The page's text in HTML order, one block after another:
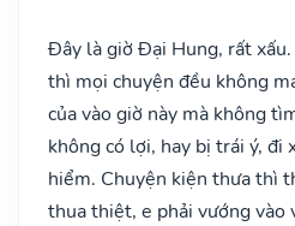
Đây là giờ Đại Hung, rất
thì mọi chuyện đều không
của vào giờ này mà không
không có lợi, hay bị trái ý, đi
hiểm. Chuyện kiện thưa thì
thua thiệt, e phải vướng vào